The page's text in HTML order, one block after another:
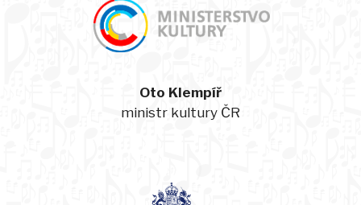
Oto Klempíř
ministr kultury ČR